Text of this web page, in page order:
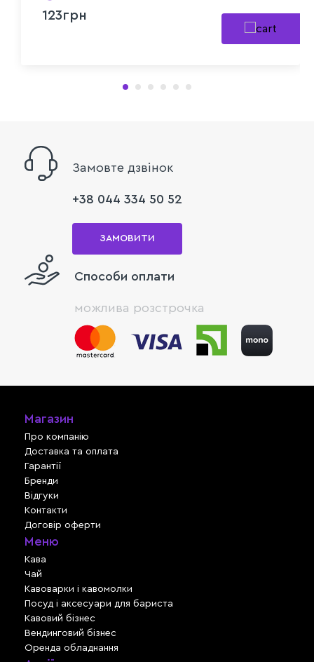
123грн
Замовте дзвінок
+38 044 334 50 52
ЗАМОВИТИ
Способи оплати
можлива розстрочка
Магазин
Про компанію
Доставка та оплата
Гарантії
Бренди
Відгуки
Контакти
Договір оферти
Меню
Кава
Чай
Кавоварки і кавомолки
Посуд і аксесуари для бариста
Кавовий бізнес
Вендинговий бізнес
Оренда обладнання